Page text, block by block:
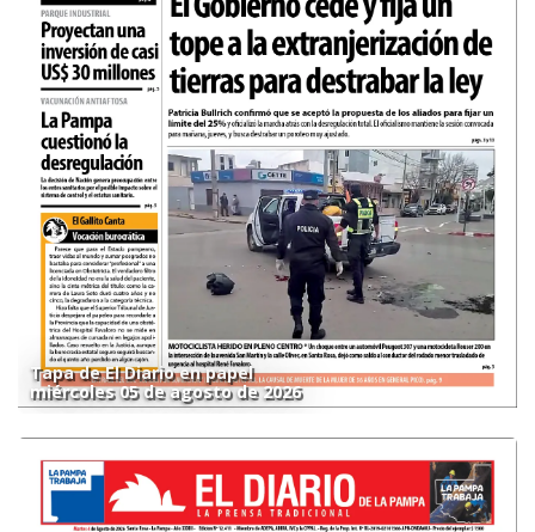
Tapa de El Diario en papel
miércoles 05 de agosto de 2026